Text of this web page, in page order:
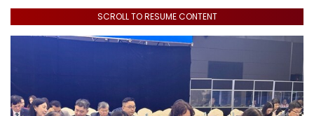
SCROLL TO RESUME CONTENT